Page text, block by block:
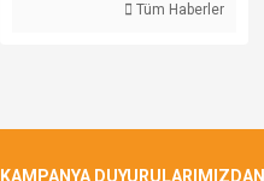
Tüm Haberler
KAMPANYA